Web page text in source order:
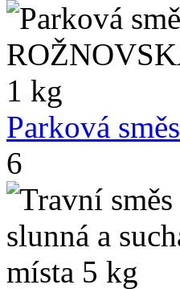
Parková
6